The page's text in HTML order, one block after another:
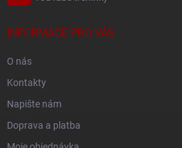
INFORMACE PRO VÁS
O nás
Kontakty
Napište nám
Doprava a platba